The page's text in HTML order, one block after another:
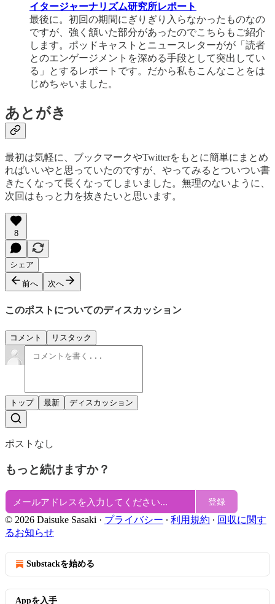
イタージャーナリズム研究所レポート
最後に。初回の期間にぎりぎり入らなかったものなの
ですが、強く頷いた部分があったのでこちらもご紹介
します。ポッドキャストとニュースレターがが「読者
とのエンゲージメントを深める手段として突出してい
る」とするレポートです。だから私もこんなことをは
じめちゃいました。
あとがき
最初は気軽に、ブックマークやTwitterをもとに簡単にまとめ
ればいいやと思っていたのですが、やってみるとついつい書
きたくなって長くなってしまいました。無理のないように、
次回はもっと力を抜きたいと思います。
8
シェア
前へ 次へ
このポストについてのディスカッション
コメント リスタック
トップ 最新 ディスカッション
ポストなし
もっと続けますか？
登録
© 2026 Daisuke Sasaki · プライバシー ∙ 利用規約 ∙ 回収に関す
るお知らせ
Substackを始める
Appを入手